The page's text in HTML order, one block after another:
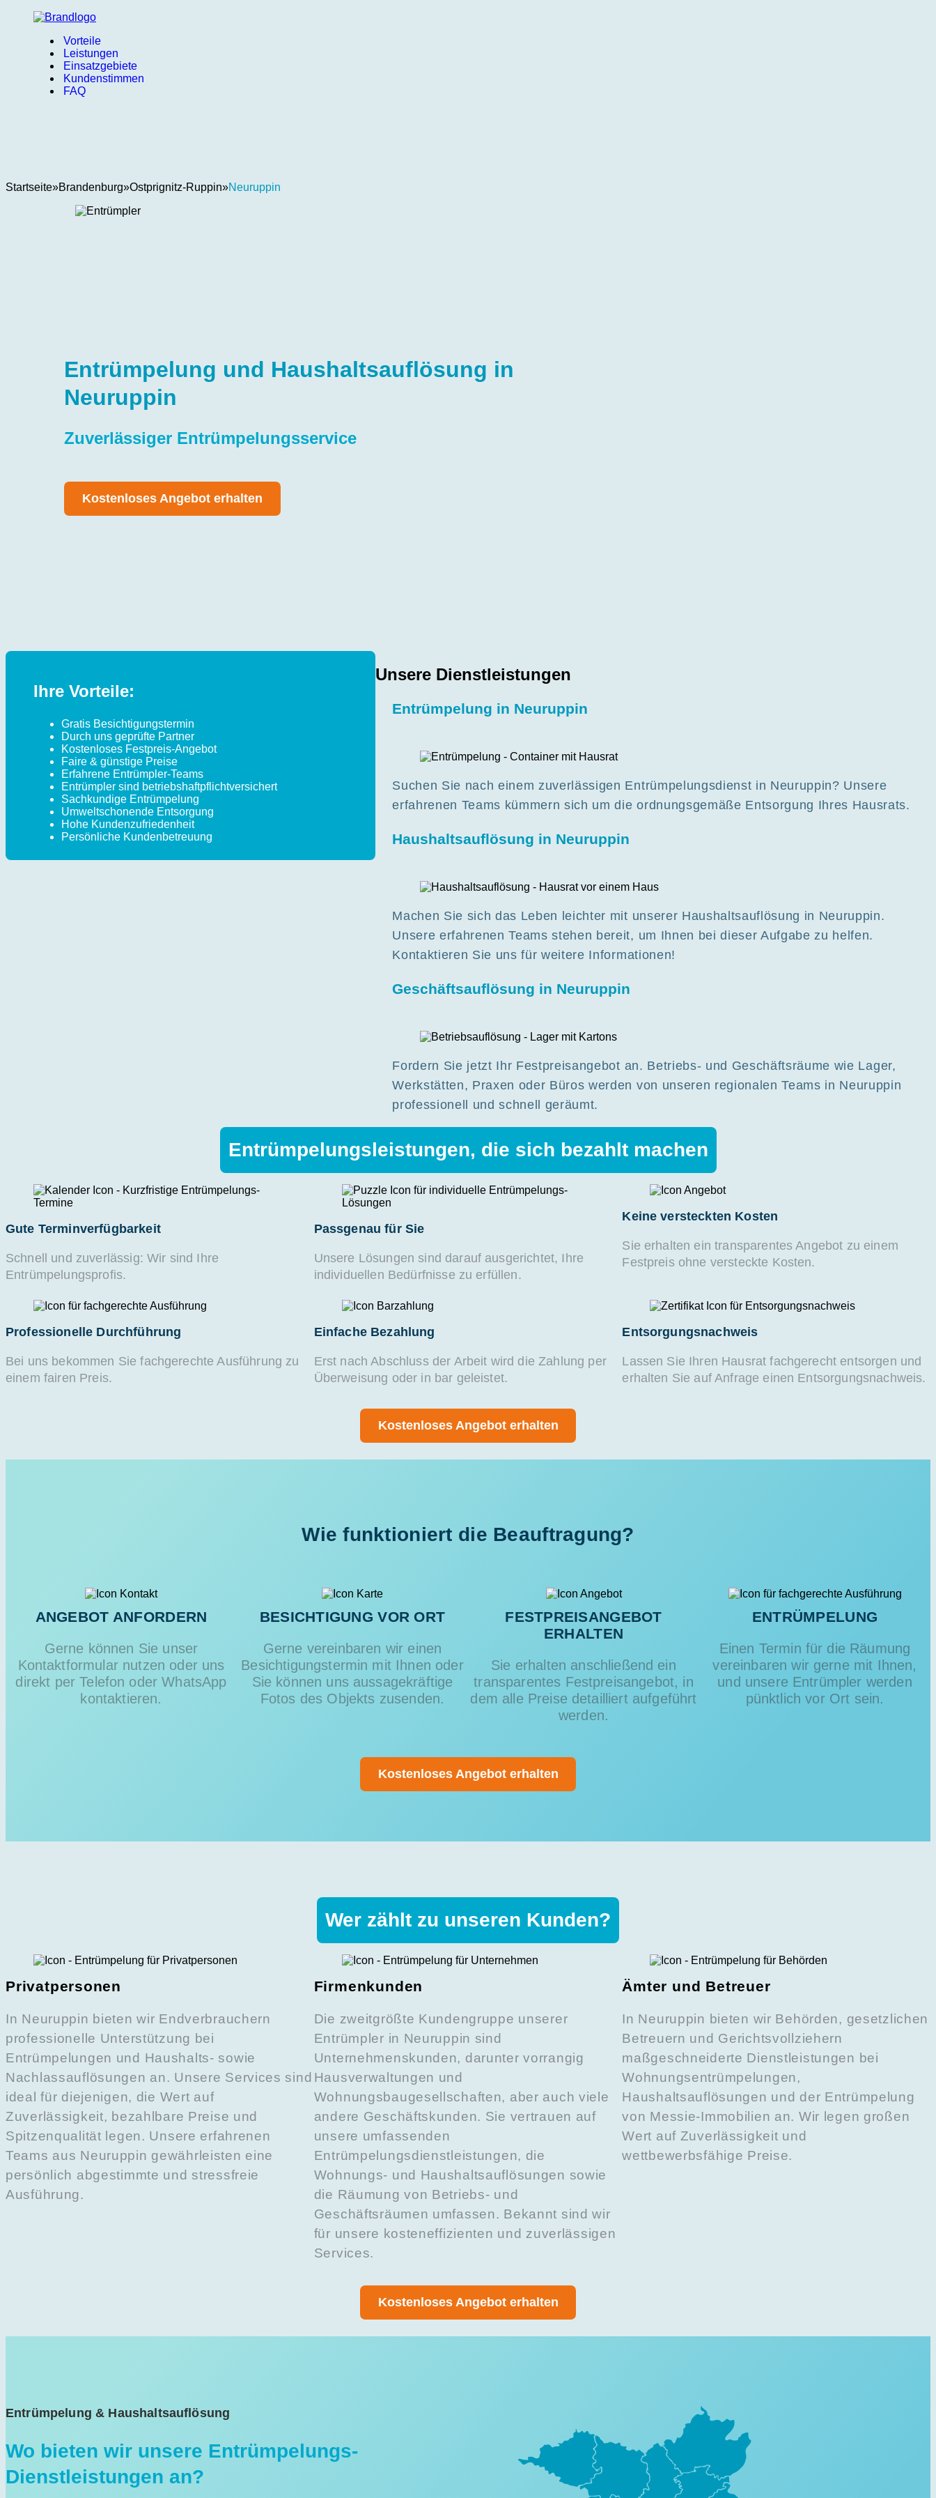
Vorteile
Leistungen
Einsatzgebiete
Kundenstimmen
FAQ
Startseite»Brandenburg»Ostprignitz-Ruppin»Neuruppin
Entrümpelung und Haushaltsauflösung in
Neuruppin
Zuverlässiger Entrümpelungsservice
Kostenloses Angebot erhalten
Ihre Vorteile:
Gratis Besichtigungstermin
Durch uns geprüfte Partner
Kostenloses Festpreis-Angebot
Faire & günstige Preise
Erfahrene Entrümpler-Teams
Entrümpler sind betriebshaftpflichtversichert
Sachkundige Entrümpelung
Umweltschonende Entsorgung
Hohe Kundenzufriedenheit
Persönliche Kundenbetreuung
Unsere Dienstleistungen
Entrümpelung in Neuruppin
Suchen Sie nach einem zuverlässigen Entrümpelungsdienst in Neuruppin? Unsere
erfahrenen Teams kümmern sich um die ordnungsgemäße Entsorgung Ihres Hausrats.
Haushaltsauflösung in Neuruppin
Machen Sie sich das Leben leichter mit unserer Haushaltsauflösung in Neuruppin.
Unsere erfahrenen Teams stehen bereit, um Ihnen bei dieser Aufgabe zu helfen.
Kontaktieren Sie uns für weitere Informationen!
Geschäftsauflösung in Neuruppin
Fordern Sie jetzt Ihr Festpreisangebot an. Betriebs- und Geschäftsräume wie Lager,
Werkstätten, Praxen oder Büros werden von unseren regionalen Teams in Neuruppin
professionell und schnell geräumt.
Entrümpelungsleistungen, die sich bezahlt machen
Gute Terminverfügbarkeit
Schnell und zuverlässig: Wir sind Ihre
Entrümpelungsprofis.
Passgenau für Sie
Unsere Lösungen sind darauf ausgerichtet, Ihre
individuellen Bedürfnisse zu erfüllen.
Keine versteckten Kosten
Sie erhalten ein transparentes Angebot zu einem
Festpreis ohne versteckte Kosten.
Professionelle Durchführung
Bei uns bekommen Sie fachgerechte Ausführung zu
einem fairen Preis.
Einfache Bezahlung
Erst nach Abschluss der Arbeit wird die Zahlung per
Überweisung oder in bar geleistet.
Entsorgungsnachweis
Lassen Sie Ihren Hausrat fachgerecht entsorgen und
erhalten Sie auf Anfrage einen Entsorgungsnachweis.
Kostenloses Angebot erhalten
Wie funktioniert die Beauftragung?
ANGEBOT ANFORDERN
Gerne können Sie unser
Kontaktformular nutzen oder uns
direkt per Telefon oder WhatsApp
kontaktieren.
BESICHTIGUNG VOR ORT
Gerne vereinbaren wir einen
Besichtigungstermin mit Ihnen oder
Sie können uns aussagekräftige
Fotos des Objekts zusenden.
FESTPREISANGEBOT
ERHALTEN
Sie erhalten anschließend ein
transparentes Festpreisangebot, in
dem alle Preise detailliert aufgeführt
werden.
ENTRÜMPELUNG
Einen Termin für die Räumung
vereinbaren wir gerne mit Ihnen,
und unsere Entrümpler werden
pünktlich vor Ort sein.
Kostenloses Angebot erhalten
Wer zählt zu unseren Kunden?
Privatpersonen
In Neuruppin bieten wir Endverbrauchern
professionelle Unterstützung bei
Entrümpelungen und Haushalts- sowie
Nachlassauflösungen an. Unsere Services sind
ideal für diejenigen, die Wert auf
Zuverlässigkeit, bezahlbare Preise und
Spitzenqualität legen. Unsere erfahrenen
Teams aus Neuruppin gewährleisten eine
persönlich abgestimmte und stressfreie
Ausführung.
Firmenkunden
Die zweitgrößte Kundengruppe unserer
Entrümpler in Neuruppin sind
Unternehmenskunden, darunter vorrangig
Hausverwaltungen und
Wohnungsbaugesellschaften, aber auch viele
andere Geschäftskunden. Sie vertrauen auf
unsere umfassenden
Entrümpelungsdienstleistungen, die
Wohnungs- und Haushaltsauflösungen sowie
die Räumung von Betriebs- und
Geschäftsräumen umfassen. Bekannt sind wir
für unsere kosteneffizienten und zuverlässigen
Services.
Ämter und Betreuer
In Neuruppin bieten wir Behörden, gesetzlichen
Betreuern und Gerichtsvollziehern
maßgeschneiderte Dienstleistungen bei
Wohnungsentrümpelungen,
Haushaltsauflösungen und der Entrümpelung
von Messie-Immobilien an. Wir legen großen
Wert auf Zuverlässigkeit und
wettbewerbsfähige Preise.
Kostenloses Angebot erhalten
Entrümpelung & Haushaltsauflösung
Wo bieten wir unsere Entrümpelungs-
Dienstleistungen an?